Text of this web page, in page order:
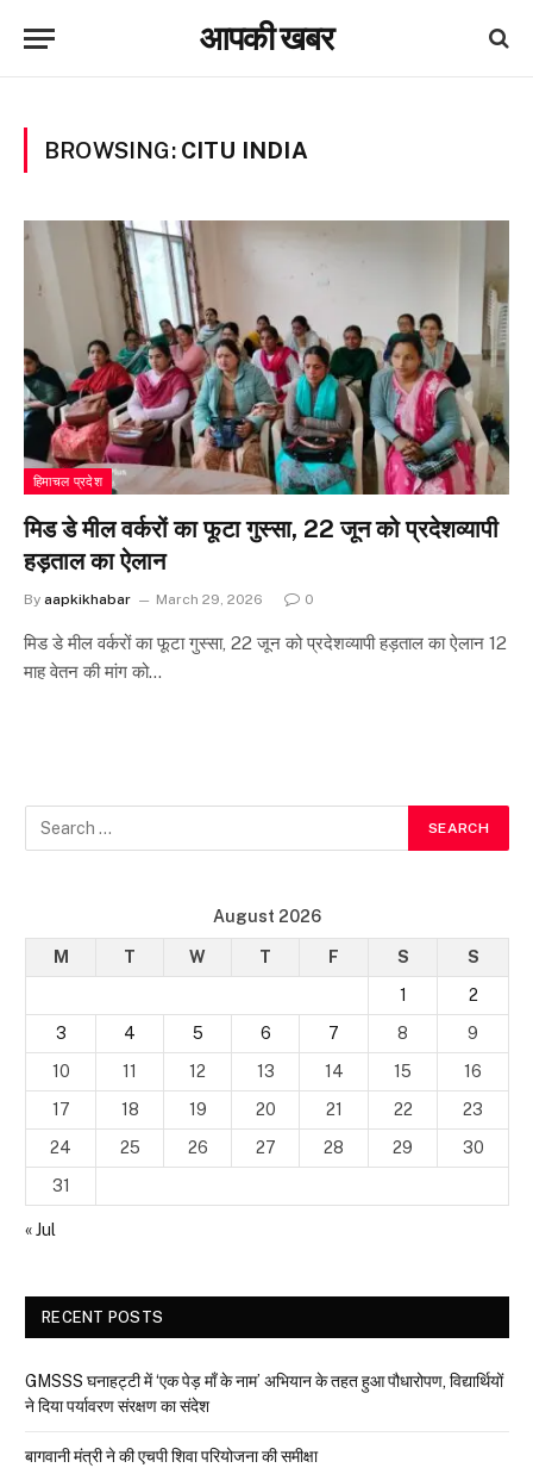
आपकी खबर
BROWSING: CITU INDIA
हिमाचल प्रदेश
मिड डे मील वर्करों का फूटा गुस्सा, 22 जून को प्रदेशव्यापी
हड़ताल का ऐलान
By aapkikhabar March 29, 2026 0
मिड डे मील वर्करों का फूटा गुस्सा, 22 जून को प्रदेशव्यापी हड़ताल का ऐलान 12
माह वेतन की मांग को…
August 2026
M T W T F S
S
1
2
3
4 5 6 7 8
9
10
11 12 13 14 15
16
17
18 19 20 21 22
23
24
25 26 27 28 29
30
31
« Jul
RECENT POSTS
GMSSS घनाहट्टी में ‘एक पेड़ माँ के नाम’ अभियान के तहत हुआ पौधारोपण, विद्यार्थियों
ने दिया पर्यावरण संरक्षण का संदेश
बागवानी मंत्री ने की एचपी शिवा परियोजना की समीक्षा